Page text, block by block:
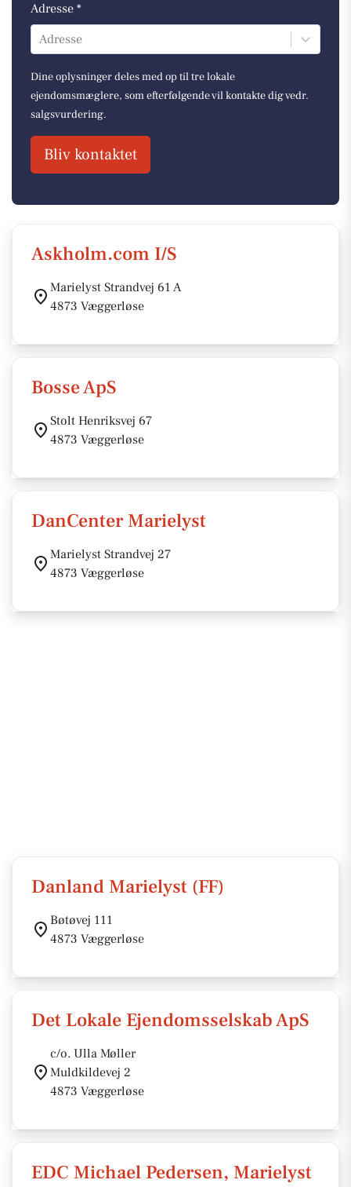
Adresse *
Adresse
Dine oplysninger deles med op til tre lokale
ejendomsmæglere, som efterfølgende vil kontakte dig vedr.
salgsvurdering.
Bliv kontaktet
Askholm.com I/S
Marielyst Strandvej 61 A
4873 Væggerløse
Bosse ApS
Stolt Henriksvej 67
4873 Væggerløse
DanCenter Marielyst
Marielyst Strandvej 27
4873 Væggerløse
Danland Marielyst (FF)
Bøtøvej 111
4873 Væggerløse
Det Lokale Ejendomsselskab ApS
c/o. Ulla Møller
Muldkildevej 2
4873 Væggerløse
EDC Michael Pedersen, Marielyst